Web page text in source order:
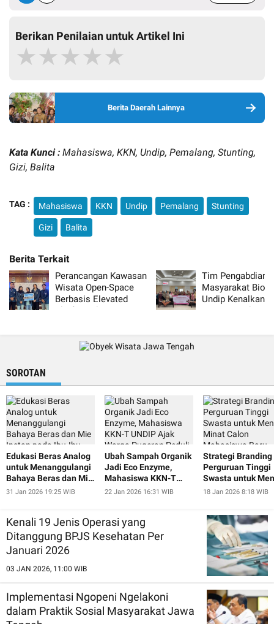
Berikan Penilaian untuk Artikel Ini
★★★★★
Berita Daerah Lainnya
Kata Kunci : Mahasiswa, KKN, Undip, Pemalang, Stunting,
Gizi, Balita
TAG : Mahasiswa KKN Undip Pemalang Stunting
Gizi Balita
Perancangan Kawasan
Wisata Open-Space
Berbasis Elevated
Platform dengan
Rowoboni
Tim Pengabdian
Masyarakat
Undip Kenalkan
Pewarna Tekstil
SOROTAN
Edukasi Beras Analog
untuk Menanggulangi
Bahaya Beras dan Mie
Instan pada Ibu-Ibu
31 Jan 2026 19:25 WIB
Ubah Sampah Organik
Jadi Eco Enzyme,
Mahasiswa KKN-T
UNDIP Ajak Warga
22 Jan 2026 16:31 WIB
Strategi Branding
Perguruan Tinggi
Swasta untuk
Minat Calon
18 Jan 2026 8:18 WIB
Kenali 19 Jenis Operasi yang
Ditanggung BPJS Kesehatan Per
Januari 2026
03 JAN 2026, 11:00 WIB
Implementasi Ngopeni Ngelakoni
dalam Praktik Sosial Masyarakat Jawa